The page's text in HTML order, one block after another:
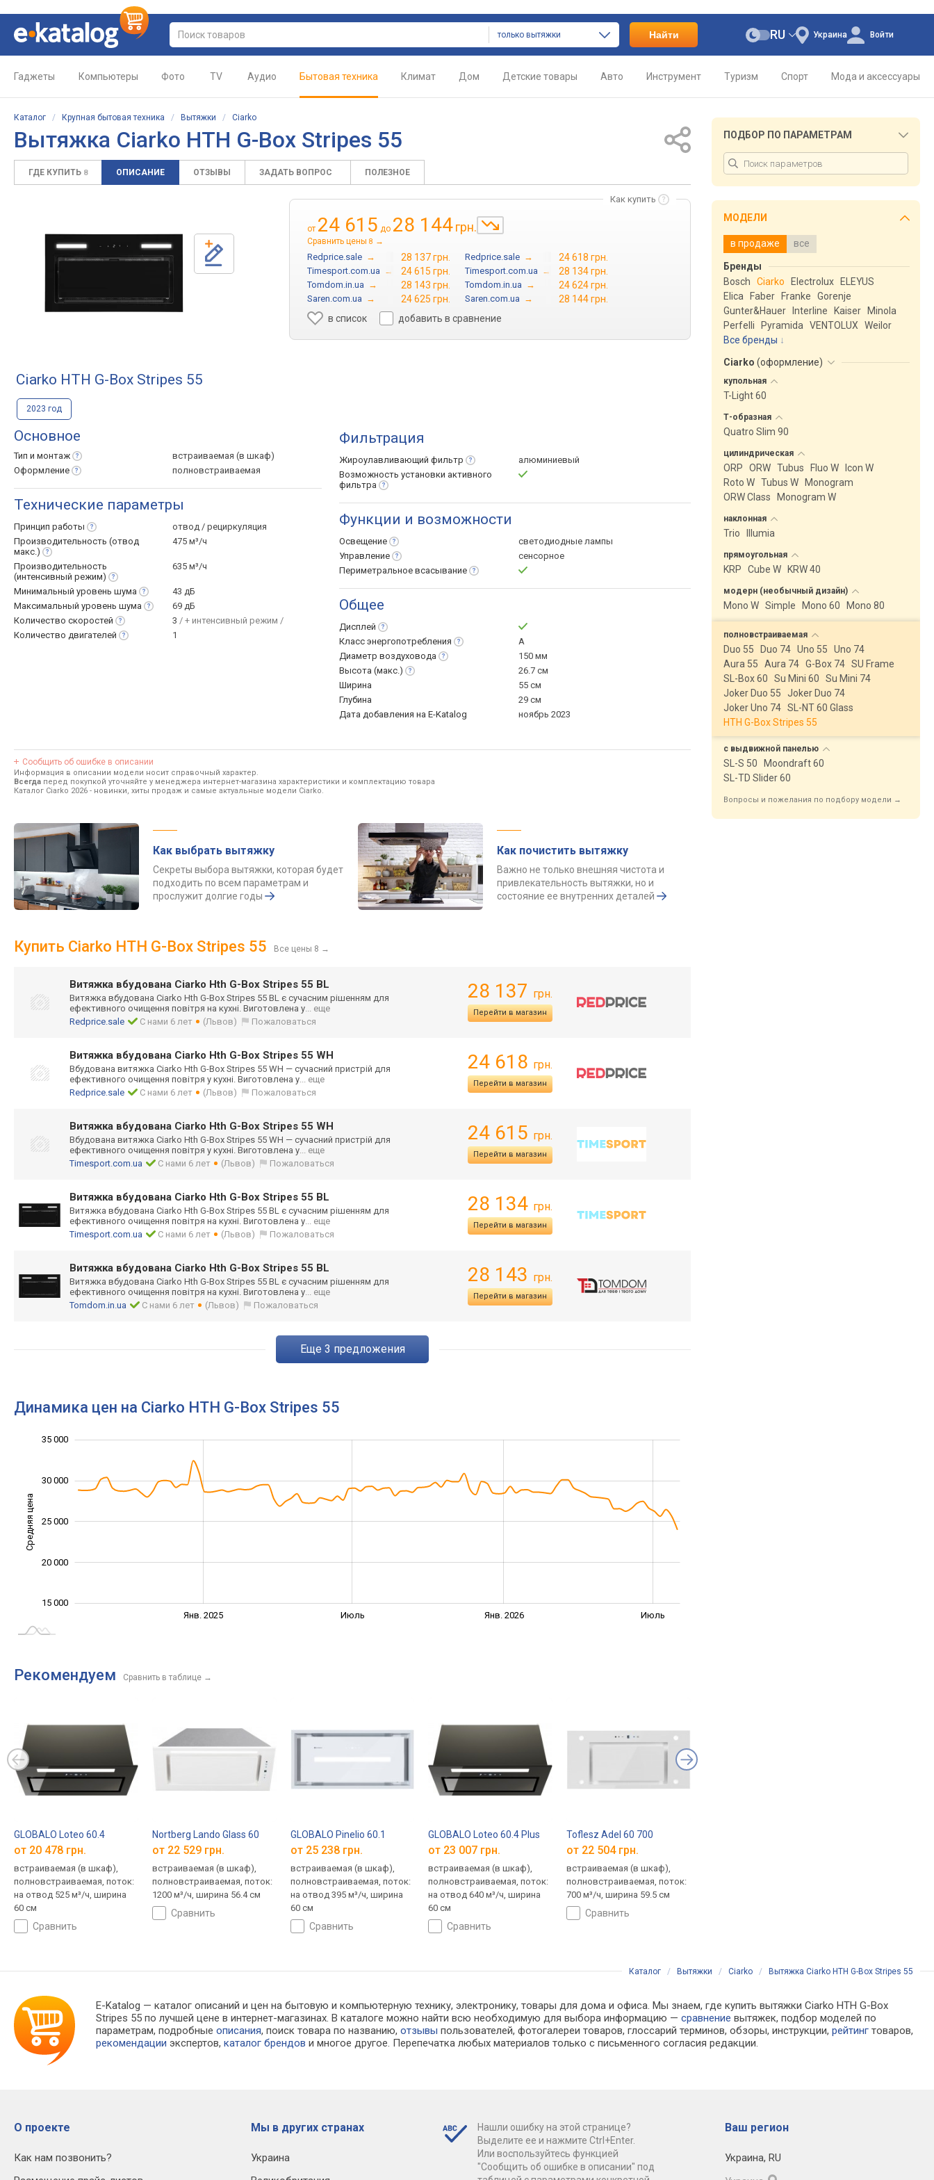
только вытяжки Найти Украина
RU Войти
Гаджеты Компьютеры Фото TV Аудио Бытовая техника Климат Дом Детские товары Авто Инструмент Туризм Спорт Мода и аксессуары
Каталог / Крупная бытовая техника / Вытяжки / Ciarko
Вытяжка Ciarko HTH G-Box Stripes 55
ГДЕ КУПИТЬ 8 ОПИСАНИЕ ОТЗЫВЫ ЗАДАТЬ ВОПРОС ПОЛЕЗНОЕ
Как купить
от 24 615 до 28 144грн.
Сравнить цены 8 →
Redprice.sale → 28 137 грн. Redprice.sale → 24 618 грн.
Timesport.com.ua → 24 615 грн. Timesport.com.ua → 28 134 грн.
Tomdom.in.ua → 28 143 грн. Tomdom.in.ua → 24 624 грн.
Saren.com.ua → 24 625 грн. Saren.com.ua →
28 144 грн.
в список
добавить в сравнение
Ciarko HTH G-Box Stripes 55
2023 год
Основное
Тип и монтаж
встраиваемая (в шкаф)
Оформление
полновстраиваемая
Технические параметры
Принцип работы
отвод / рециркуляция
Производительность (отвод
макс.)
475 м³/ч
Производительность
(интенсивный режим)
635 м³/ч
Минимальный уровень шума
43 дБ
Максимальный уровень шума
69 дБ
Количество скоростей 3 / + интенсивный режим /
Количество двигателей 1
Фильтрация
Жироулавливающий фильтр
алюминиевый
Возможность установки активного
фильтра
Функции и возможности
Освещение
светодиодные лампы
Управление
сенсорное
Периметральное всасывание
Общее
Дисплей
Класс энергопотребления
A
Диаметр воздуховода
150 мм
Высота (макс.)
26.7 см
Ширина
55 см
Глубина
29 см
Дата добавления на E-Katalog
ноябрь 2023
Сообщить об ошибке в описании
Информация в описании модели носит справочный характер.
Всегда перед покупкой уточняйте у менеджера интернет-магазина характеристики и комплектацию товара
Каталог Ciarko 2026 - новинки, хиты продаж и самые актуальные модели Ciarko.
Как выбрать вытяжку
Секреты выбора вытяжки, которая будет
подходить по всем параметрам и
прослужит долгие годы
Как почистить вытяжку
Важно не только внешняя чистота и
привлекательность вытяжки, но и
состояние ее внутренних деталей
Купить Ciarko HTH G-Box Stripes 55 Все цены 8 →
Витяжка вбудована Ciarko Hth G-Box Stripes 55 BL
Витяжка вбудована Ciarko Hth G-Box Stripes 55 BL є сучасним рішенням для
ефективного очищення повітря на кухні. Виготовлена у... еще
Redprice.sale
С нами 6 лет (Львов) Пожаловаться
28 137 грн.
Перейти в магазин
Витяжка вбудована Ciarko Hth G-Box Stripes 55 WH
Вбудована витяжка Ciarko Hth G-Box Stripes 55 WH — сучасний пристрій для
ефективного очищення повітря у кухні. Виготовлена у... еще
Redprice.sale
С нами 6 лет (Львов) Пожаловаться
24 618 грн.
Перейти в магазин
Витяжка вбудована Ciarko Hth G-Box Stripes 55 WH
Вбудована витяжка Ciarko Hth G-Box Stripes 55 WH — сучасний пристрій для
ефективного очищення повітря у кухні. Виготовлена у... еще
Timesport.com.ua
С нами 6 лет (Львов) Пожаловаться
24 615 грн.
Перейти в магазин
Витяжка вбудована Ciarko Hth G-Box Stripes 55 BL
Витяжка вбудована Ciarko Hth G-Box Stripes 55 BL є сучасним рішенням для
ефективного очищення повітря на кухні. Виготовлена у... еще
Timesport.com.ua
С нами 6 лет (Львов) Пожаловаться
28 134 грн.
Перейти в магазин
Витяжка вбудована Ciarko Hth G-Box Stripes 55 BL
Витяжка вбудована Ciarko Hth G-Box Stripes 55 BL є сучасним рішенням для
ефективного очищення повітря на кухні. Виготовлена у... еще
Tomdom.in.ua
С нами 6 лет (Львов) Пожаловаться
28 143 грн.
Перейти в магазин
eще 3 предложения
Динамика цен на Ciarko HTH G-Box Stripes 55
Средняя цена 18 000
20 000
35 000
30 000
25 000
15 000
Янв. 2025 Июль Янв. 2026 Июль
Рекомендуем Сравнить в таблице →
GLOBALO Loteo 60.4
от 20 478 грн.
встраиваемая (в шкаф),
полновстраиваемая, поток:
на отвод 525 м³/ч, ширина
60 см
сравнить
Nortberg Lando Glass 60
от 22 529 грн.
встраиваемая (в шкаф),
полновстраиваемая, поток:
1200 м³/ч, ширина 56.4 см
сравнить
GLOBALO Pinelio 60.1
от 25 238 грн.
встраиваемая (в шкаф),
полновстраиваемая, поток:
на отвод 395 м³/ч, ширина
60 см
сравнить
GLOBALO Loteo 60.4 Plus
от 23 007 грн.
встраиваемая (в шкаф),
полновстраиваемая, поток:
на отвод 640 м³/ч, ширина
60 см
сравнить
Toflesz Adel 60 700
от 22 504 грн.
встраиваемая (в шкаф),
полновстраиваемая, поток:
700 м³/ч, ширина 59.5 см
сравнить
ПОДБОР ПО ПАРАМЕТРАМ
МОДЕЛИ
в продаже все
Бренды
Bosch
Ciarko Electrolux
ELEYUS
Elica
Faber Franke
Gorenje
Gunter&Hauer
Interline Kaiser
Minola
Perfelli
Pyramida VENTOLUX
Weilor
Все бренды
Ciarko (оформление)
купольная
T-Light 60
Т-образная
Quatro Slim 90
цилиндрическая
ORP ORW Tubus Fluo W
Icon W
Roto W Tubus W
Monogram
ORW Class
Monogram W
наклонная
Trio Illumia
прямоугольная
KRP Cube W KRW 40
модерн (необычный дизайн)
Mono W Simple Mono 60 Mono 80
полновстраиваемая
Duo 55 Duo 74 Uno 55
Uno 74
Aura 55
Aura 74 G-Box 74 SU Frame
SL-Box 60
Su Mini 60
Su Mini 74
Joker Duo 55
Joker Duo 74
Joker Uno 74 SL-NT 60 Glass
HTH G-Box Stripes 55
с выдвижной панелью
SL-S 50
Moondraft 60
SL-TD Slider 60
Вопросы и пожелания по подбору модели →
Каталог / Вытяжки / Ciarko / Вытяжка Ciarko HTH G-Box Stripes 55
E-Katalog — каталог описаний и цен на бытовую и компьютерную технику, электронику, товары для дома и офиса. Мы знаем, где купить вытяжки Ciarko HTH G-Box
Stripes 55 по лучшей цене в интернет-магазинах. В каталоге можно найти всю необходимую для выбора информацию —сравнение вытяжек, подбор моделей по
параметрам, подробныеописания, поиск товара по названию,отзывы пользователей, фотогалереи товаров, глоссарий терминов, обзоры, инструкции,рейтинг товаров,
рекомендации экспертов,каталог брендов и многое другое. Перепечатка любых материалов только с письменного согласия редакции.
О проекте
Как нам позвонить?
Мы в других странах
Украина
Нашли ошибку на этой странице?
Выделите ее и нажмите Ctrl+Enter.
Или воспользуйтесь функцией
"Сообщить об ошибке в описании" под
Ваш регион
Украина, RU